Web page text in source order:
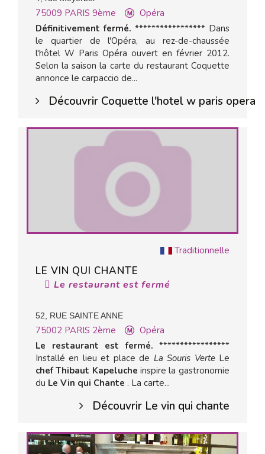
75009 PARIS 9ème
Opéra
Définitivement fermé. ***************** Dans
le quartier de l'Opéra, au rez-de-chaussée
l'hôtel W Paris Opéra ouvert en février 2012.
Selon la saison la carte du restaurant Coquette
annonce le carpaccio de...
Découvrir Coquette l'hotel w paris opera
Traditionnelle
LE VIN QUI CHANTE
Le restaurant est fermé
52, RUE SAINTE ANNE
75002 PARIS 2ème
Opéra
Le restaurant est fermé. *****************
Installé en lieu et place de La Souris Verte Le
chef Thibaut Kapeluche inspire la gastronomie
du Le Vin qui Chante . La carte...
Découvrir Le vin qui chante